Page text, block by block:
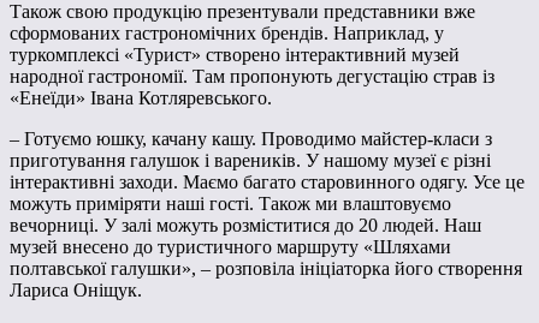
Також свою продукцію презентували представники вже
сформованих гастрономічних брендів. Наприклад, у
туркомплексі «Турист» створено інтерактивний музей
народної гастрономії. Там пропонують дегустацію страв із
«Енеїди» Івана Котляревського.
– Готуємо юшку, качану кашу. Проводимо майстер-класи з
приготування галушок і вареників. У нашому музеї є різні
інтерактивні заходи. Маємо багато старовинного одягу. Усе це
можуть приміряти наші гості. Також ми влаштовуємо
вечорниці. У залі можуть розміститися до 20 людей. Наш
музей внесено до туристичного маршруту «Шляхами
полтавської галушки», – розповіла ініціаторка його створення
Лариса Оніщук.